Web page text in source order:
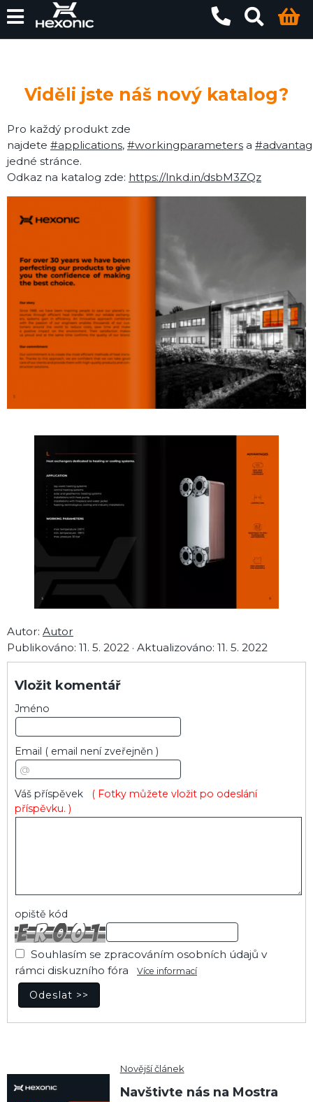
Viděli jste náš nový katalog?
Pro každý produkt zde
najdete #applications, #workingparameters a
jedné stránce.
Odkaz na katalog zde: https://lnkd.in/dsbM3ZQz
Autor: Autor
Publikováno: 11. 5. 2022 · Aktualizováno: 11. 5. 2022
Vložit komentář
Jméno
Email ( email není zveřejněn )
Váš příspěvek
( Fotky můžete vložit po odeslání
příspěvku. )
opiště kód
Souhlasím se zpracováním osobních údajů v
rámci diskuzního fóra
Více informací
Novější článek
Navštivte nás na Mostra